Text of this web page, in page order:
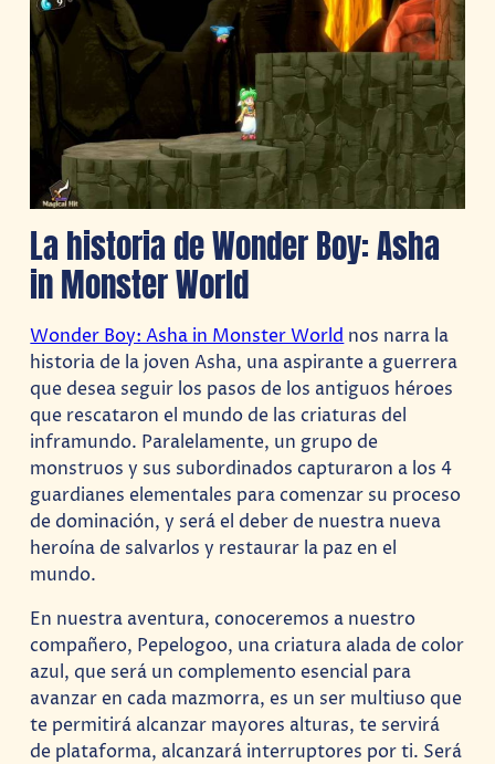
La historia de Wonder Boy: Asha
in Monster World
Wonder Boy: Asha in Monster World nos narra la
historia de la joven Asha, una aspirante a guerrera
que desea seguir los pasos de los antiguos héroes
que rescataron el mundo de las criaturas del
inframundo. Paralelamente, un grupo de
monstruos y sus subordinados capturaron a los 4
guardianes elementales para comenzar su proceso
de dominación, y será el deber de nuestra nueva
heroína de salvarlos y restaurar la paz en el
mundo.
En nuestra aventura, conoceremos a nuestro
compañero, Pepelogoo, una criatura alada de color
azul, que será un complemento esencial para
avanzar en cada mazmorra, es un ser multiuso que
te permitirá alcanzar mayores alturas, te servirá
de plataforma, alcanzará interruptores por ti. Será